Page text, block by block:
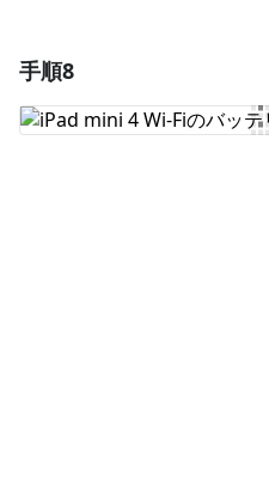
コメントを追加
手順8